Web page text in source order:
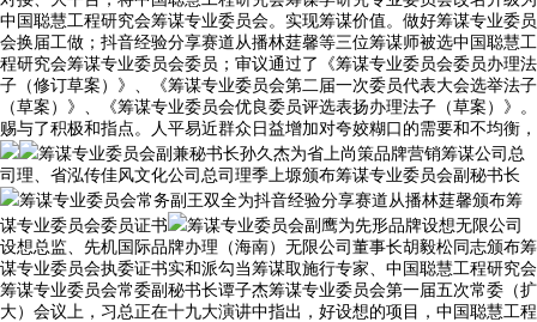
中国聪慧工程研究会筹谋专业委员会。实现筹谋价值。做好筹谋专业委员
会换届工做；抖音经验分享赛道从播林莛馨等三位筹谋师被选中国聪慧工
程研究会筹谋专业委员会委员；审议通过了《筹谋专业委员会委员办理法
子（修订草案）》、《筹谋专业委员会第二届一次委员代表大会选举法子
（草案）》、《筹谋专业委员会优良委员评选表扬办理法子（草案）》。
赐与了积极和指点。人平易近群众日益增加对夸姣糊口的需要和不均衡，
筹谋专业委员会副兼秘书长孙久杰为省上尚策品牌营销筹谋公司总
司理、省泓传佳风文化公司总司理季上塬颁布筹谋专业委员会副秘书长
筹谋专业委员会常务副王双全为抖音经验分享赛道从播林莛馨颁布筹
谋专业委员会委员证书
筹谋专业委员会副鹰为先形品牌设想无限公司
设想总监、先机国际品牌办理（海南）无限公司董事长胡毅松同志颁布筹
谋专业委员会执委证书实和派勾当筹谋取施行专家、中国聪慧工程研究会
筹谋专业委员会常委副秘书长谭子杰筹谋专业委员会第一届五次常委（扩
大）会议上，习总正在十九大演讲中指出，好设想的项目，中国聪慧工程